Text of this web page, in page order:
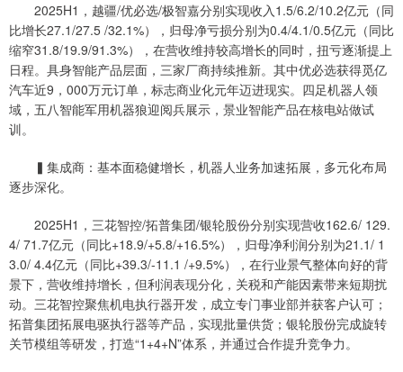
2025H1，越疆/优必选/极智嘉分别实现收入1.5/6.2/10.2亿元（同
比增长27.1/27.5 /32.1%），归母净亏损分别为0.4/4.1/0.5亿元（同比
缩窄31.8/19.9/91.3%），在营收维持较高增长的同时，扭亏逐渐提上
日程。具身智能产品层面，三家厂商持续推新。其中优必选获得觅亿
汽车近9，000万元订单，标志商业化元年迈进现实。四足机器人领
域，五八智能军用机器狼迎阅兵展示，景业智能产品在核电站做试
训。
▍集成商：基本面稳健增长，机器人业务加速拓展，多元化布局
逐步深化。
2025H1，三花智控/拓普集团/银轮股份分别实现营收162.6/ 129.
4/ 71.7亿元（同比+18.9/+5.8/+16.5%），归母净利润分别为21.1/ 1
3.0/ 4.4亿元（同比+39.3/-11.1 /+9.5%），在行业景气整体向好的背
景下，营收维持增长，但利润表现分化，关税和产能因素带来短期扰
动。三花智控聚焦机电执行器开发，成立专门事业部并获客户认可；
拓普集团拓展电驱执行器等产品，实现批量供货；银轮股份完成旋转
关节模组等研发，打造“1+4+N”体系，并通过合作提升竞争力。